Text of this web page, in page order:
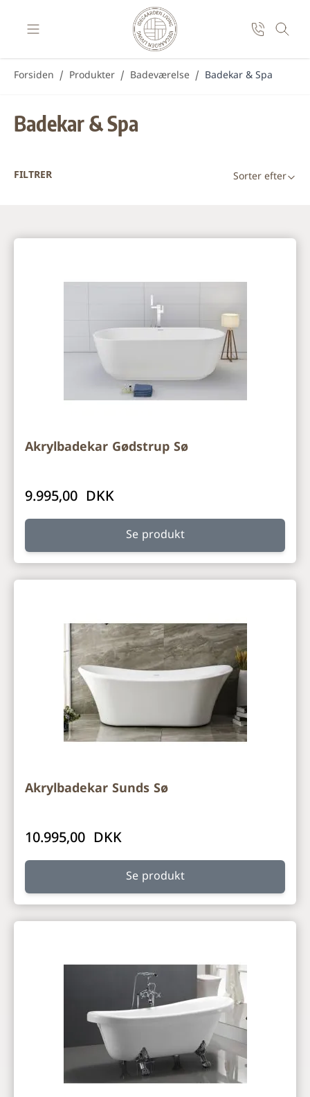
Forsiden / Produkter / Badeværelse / Badekar & Spa
Badekar & Spa
FILTRER Sorter efter
Akrylbadekar Gødstrup Sø
9.995,00 DKK
Se produkt
Akrylbadekar Sunds Sø
10.995,00 DKK
Se produkt